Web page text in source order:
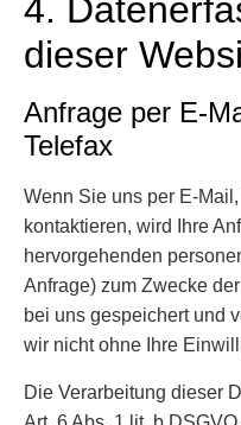
4.
dieser
Anfrage per E-
Telefax
Wenn Sie uns per E-
kontaktieren, wird Ihre
hervorgehenden
Anfrage) zum Zwecke
bei uns gespeichert und
wir nicht ohne Ihre
Die Verarbeitung dieser